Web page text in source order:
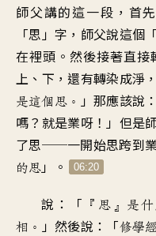
師父講的這一段 ， 首
「思」字 ， 師父說這個
在裡頭 。然後接著直接
上、下 ，還有轉染成淨 ，
是這個思 。 」那應該說
嗎？ 就是業呀 ！」 但是
了思──一開始思跨到業
的思 」。 06:20
說：「 『思』是
相 。 」然後說：「修學